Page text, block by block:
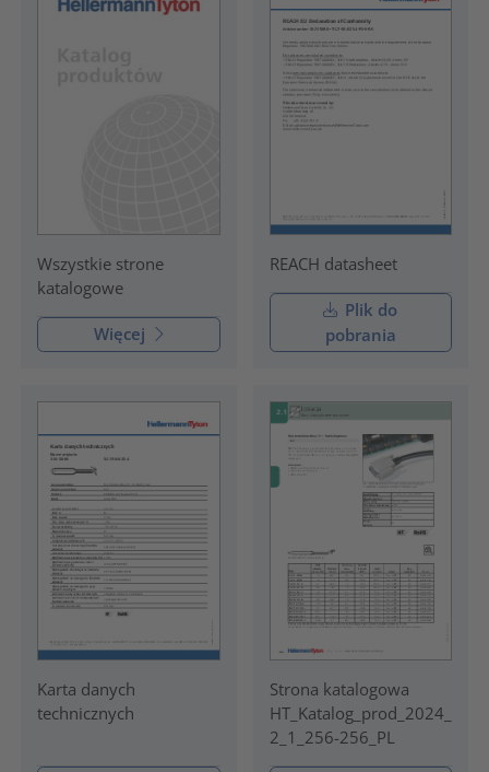
Wszystkie strone
katalogowe
Więcej
REACH datasheet
Plik do
pobrania
Karta danych
technicznych
Strona katalogowa
HT_Katalog_prod_2024_
2_1_256-256_PL